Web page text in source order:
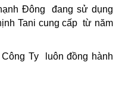
Đông đang sử dụng
Tani cung cấp từ năm
Ty luôn đồng hành